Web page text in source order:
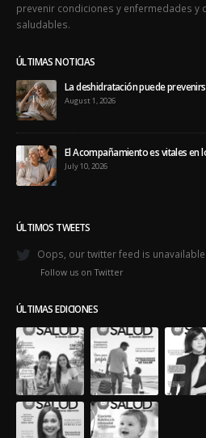
prevenir condiciones y enfermedades y
saludables.
ÚLTIMAS NOTICIAS
La deshidratación puede
August 1, 2026
El Acompañamiento es vitales en
July 10, 2026
ÚLTIMOS TWEETS
Oops, our twitter feed is
Follow us on Twitter
ÚLTIMAS EDICIONES